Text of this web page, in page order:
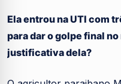
Ela entrou na UTI com
para dar o golpe final
justificativa dela?